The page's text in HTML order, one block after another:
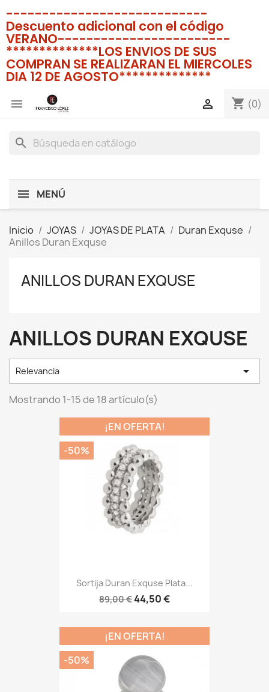
----------------------------
Descuento adicional con el código
VERANO------------------------
**************LOS ENVIOS DE SUS
COMPRAN SE REALIZARAN EL MIERCOLES
DIA 12 DE AGOSTO**************
 shopping_cart (0)

search
MENÚ
Inicio JOYAS JOYAS DE PLATA
Duran Exquse
Anillos Duran Exquse
ANILLOS DURAN EXQUSE
ANILLOS DURAN EXQUSE
Relevancia 
Mostrando 1-15 de 18 artículo(s)
Sortija Duran Exquse Plata...
89,00 €44,50 €
¡EN OFERTA!
-50%
¡EN OFERTA!
-50%